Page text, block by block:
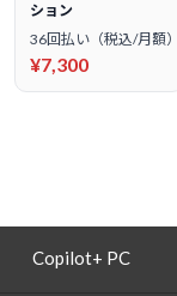
ション
36回払い（税込/月額）
¥7,300
Copilot+ PC